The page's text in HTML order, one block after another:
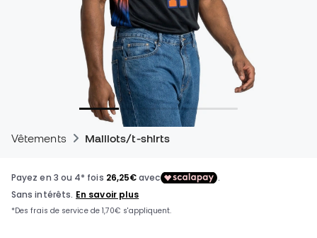
Vêtements Maillots/t-shirts